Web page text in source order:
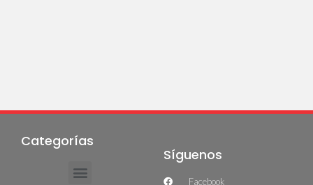
Categorías
Síguenos
Facebook